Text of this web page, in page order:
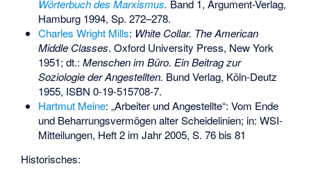
Wörterbuch des Marxismus. Band 1, Argument-Verlag,
Hamburg 1994, Sp. 272–278.
Charles Wright Mills: White Collar. The American
Middle Classes. Oxford University Press, New York
1951; dt.: Menschen im Büro. Ein Beitrag zur
Soziologie der Angestellten. Bund Verlag, Köln-Deutz
1955, ISBN 0-19-515708-7.
Hartmut Meine: „Arbeiter und Angestellte“: Vom Ende
und Beharrungsvermögen alter Scheidelinien; in: WSI-
Mitteilungen, Heft 2 im Jahr 2005, S. 76 bis 81
Historisches: